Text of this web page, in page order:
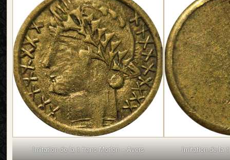
Imitation de la 1 franc Morlon – Avers Imitation de la